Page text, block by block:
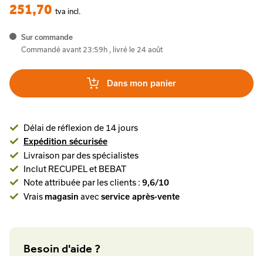
251,70 tva incl.
Sur commande
Commandé avant 23:59h , livré le 24 août
Dans mon panier
Délai de réflexion de 14 jours
Expédition sécurisée
Livraison par des spécialistes
Inclut RECUPEL et BEBAT
Note attribuée par les clients : 9,6/10
Vrais magasin avec service après-vente
Besoin d'aide ?